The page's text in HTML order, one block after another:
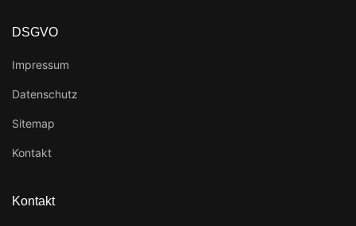
DSGVO
Impressum
Datenschutz
Sitemap
Kontakt
Kontakt